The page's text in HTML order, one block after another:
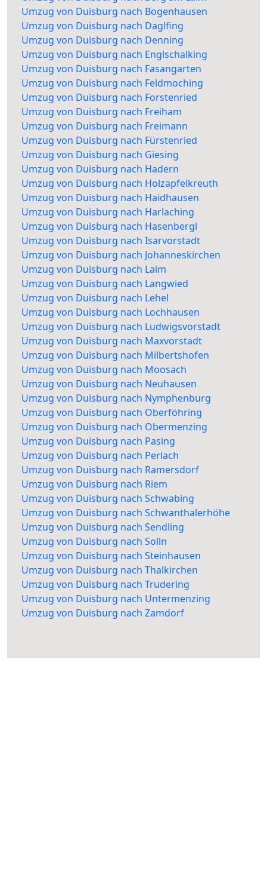
Umzug von Duisburg nach Bogenhausen
Umzug von Duisburg nach Daglfing
Umzug von Duisburg nach Denning
Umzug von Duisburg nach Englschalking
Umzug von Duisburg nach Fasangarten
Umzug von Duisburg nach Feldmoching
Umzug von Duisburg nach Forstenried
Umzug von Duisburg nach Freiham
Umzug von Duisburg nach Freimann
Umzug von Duisburg nach Fürstenried
Umzug von Duisburg nach Giesing
Umzug von Duisburg nach Hadern
Umzug von Duisburg nach Holzapfelkreuth
Umzug von Duisburg nach Haidhausen
Umzug von Duisburg nach Harlaching
Umzug von Duisburg nach Hasenbergl
Umzug von Duisburg nach Isarvorstadt
Umzug von Duisburg nach Johanneskirchen
Umzug von Duisburg nach Laim
Umzug von Duisburg nach Langwied
Umzug von Duisburg nach Lehel
Umzug von Duisburg nach Lochhausen
Umzug von Duisburg nach Ludwigsvorstadt
Umzug von Duisburg nach Maxvorstadt
Umzug von Duisburg nach Milbertshofen
Umzug von Duisburg nach Moosach
Umzug von Duisburg nach Neuhausen
Umzug von Duisburg nach Nymphenburg
Umzug von Duisburg nach Oberföhring
Umzug von Duisburg nach Obermenzing
Umzug von Duisburg nach Pasing
Umzug von Duisburg nach Perlach
Umzug von Duisburg nach Ramersdorf
Umzug von Duisburg nach Riem
Umzug von Duisburg nach Schwabing
Umzug von Duisburg nach Schwanthalerhöhe
Umzug von Duisburg nach Sendling
Umzug von Duisburg nach Solln
Umzug von Duisburg nach Steinhausen
Umzug von Duisburg nach Thalkirchen
Umzug von Duisburg nach Trudering
Umzug von Duisburg nach Untermenzing
Umzug von Duisburg nach Zamdorf